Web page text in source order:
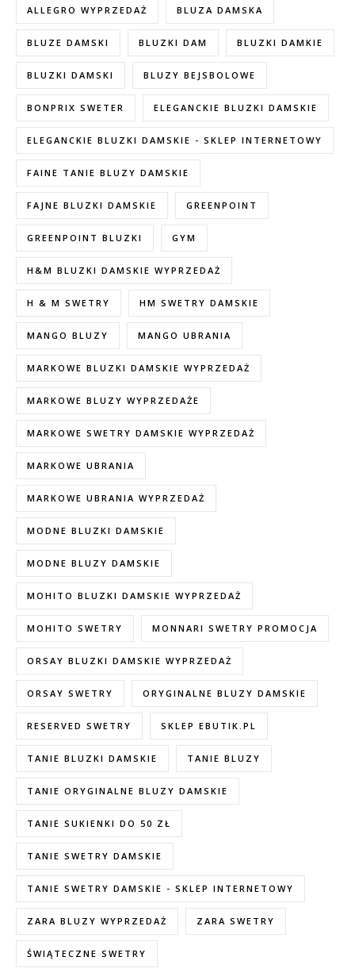
ALLEGRO WYPRZEDAŻ BLUZA DAMSKA
BLUZE DAMSKI BLUZKI DAM BLUZKI DAMKIE
BLUZKI DAMSKI BLUZY BEJSBOLOWE
BONPRIX SWETER ELEGANCKIE BLUZKI DAMSKIE
ELEGANCKIE BLUZKI DAMSKIE - SKLEP INTERNETOWY
FAINE TANIE BLUZY DAMSKIE
FAJNE BLUZKI DAMSKIE GREENPOINT
GREENPOINT BLUZKI GYM
H&M BLUZKI DAMSKIE WYPRZEDAŻ
H & M SWETRY HM SWETRY DAMSKIE
MANGO BLUZY MANGO UBRANIA
MARKOWE BLUZKI DAMSKIE WYPRZEDAŻ
MARKOWE BLUZY WYPRZEDAŻE
MARKOWE SWETRY DAMSKIE WYPRZEDAŻ
MARKOWE UBRANIA
MARKOWE UBRANIA WYPRZEDAŻ
MODNE BLUZKI DAMSKIE
MODNE BLUZY DAMSKIE
MOHITO BLUZKI DAMSKIE WYPRZEDAŻ
MOHITO SWETRY MONNARI SWETRY PROMOCJA
ORSAY BLUZKI DAMSKIE WYPRZEDAŻ
ORSAY SWETRY ORYGINALNE BLUZY DAMSKIE
RESERVED SWETRY SKLEP EBUTIK.PL
TANIE BLUZKI DAMSKIE TANIE BLUZY
TANIE ORYGINALNE BLUZY DAMSKIE
TANIE SUKIENKI DO 50 ZŁ
TANIE SWETRY DAMSKIE
TANIE SWETRY DAMSKIE - SKLEP INTERNETOWY
ZARA BLUZY WYPRZEDAŻ ZARA SWETRY
ŚWIĄTECZNE SWETRY